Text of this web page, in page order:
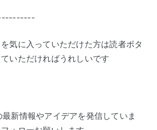
を気に入っていただけた方は読者ボタ
いただければうれしいです
新情報やアイデアを発信していま